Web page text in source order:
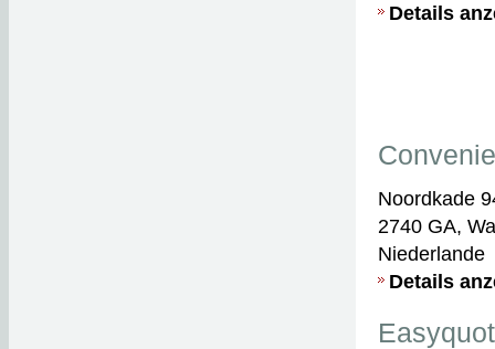
Details
Noordkade
2740 GA,
Niederlande
Details